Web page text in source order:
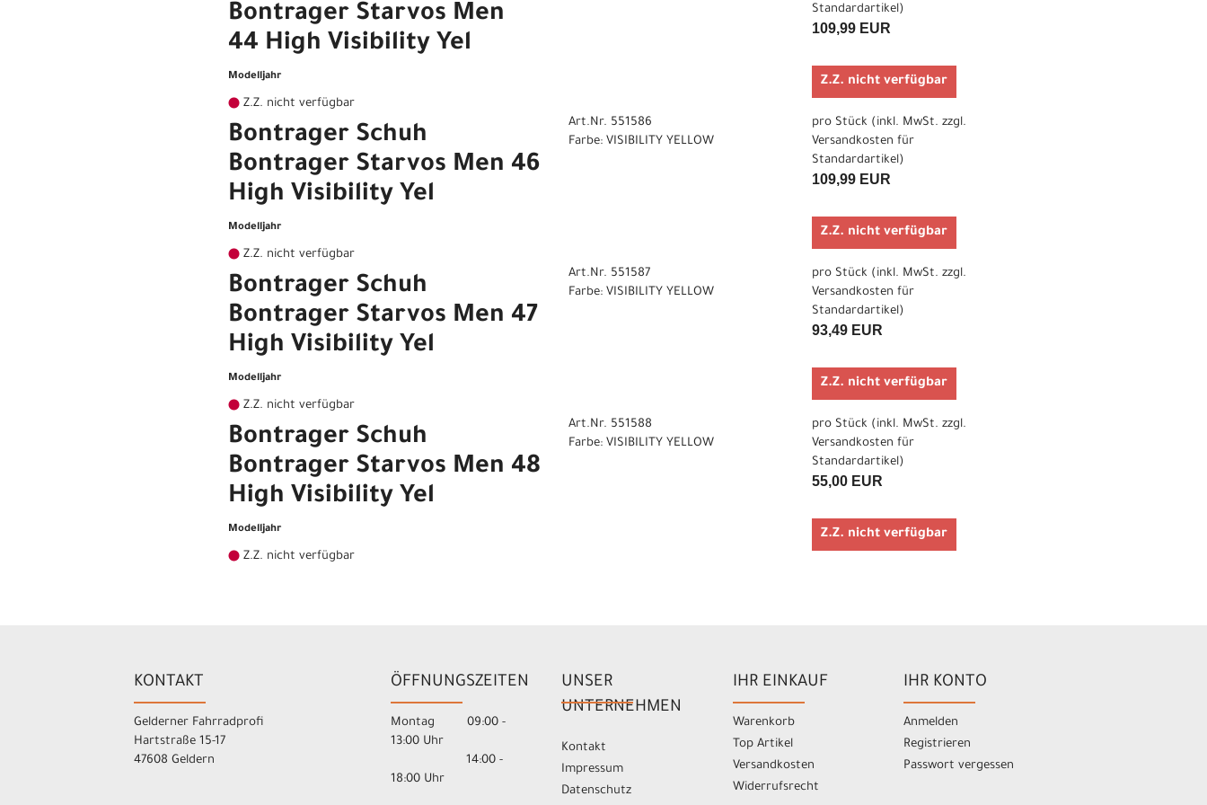
Bontrager Starvos Men
44 High Visibility Yel
Modelljahr
Z.Z. nicht verfügbar
Standardartikel)
109,99 EUR
Z.Z. nicht verfügbar
Bontrager Schuh
Bontrager Starvos Men 46
High Visibility Yel
Modelljahr
Z.Z. nicht verfügbar
Art.Nr. 551586
Farbe: VISIBILITY YELLOW
pro Stück (inkl. MwSt. zzgl.
Versandkosten für
Standardartikel)
109,99 EUR
Z.Z. nicht verfügbar
Bontrager Schuh
Bontrager Starvos Men 47
High Visibility Yel
Modelljahr
Z.Z. nicht verfügbar
Art.Nr. 551587
Farbe: VISIBILITY YELLOW
pro Stück (inkl. MwSt. zzgl.
Versandkosten für
Standardartikel)
93,49 EUR
Z.Z. nicht verfügbar
Bontrager Schuh
Bontrager Starvos Men 48
High Visibility Yel
Modelljahr
Z.Z. nicht verfügbar
Art.Nr. 551588
Farbe: VISIBILITY YELLOW
pro Stück (inkl. MwSt. zzgl.
Versandkosten für
Standardartikel)
55,00 EUR
Z.Z. nicht verfügbar
KONTAKT
Gelderner Fahrradprofi
Hartstraße 15-17
47608 Geldern
ÖFFNUNGSZEITEN
Montag 09:00 -
13:00 Uhr
14:00 -
18:00 Uhr
UNSER
UNTERNEHMEN
Kontakt
Impressum
Datenschutz
IHR EINKAUF
Warenkorb
Top Artikel
Versandkosten
Widerrufsrecht
IHR KONTO
Anmelden
Registrieren
Passwort vergessen